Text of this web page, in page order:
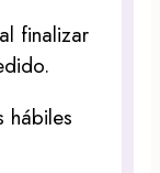
finalizar